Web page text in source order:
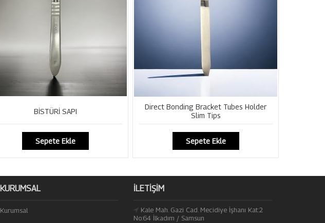
BİSTÜRİ SAPI
Sepete Ekle
Direct Bonding Bracket Tubes Holder
Slim Tips
Sepete Ekle
KURUMSAL
Kurumsal
İLETIŞIM
Kale Mah. Gazi Cad. Mecidiye İşhanı Kat:2
No:64 İlkadım / Samsun